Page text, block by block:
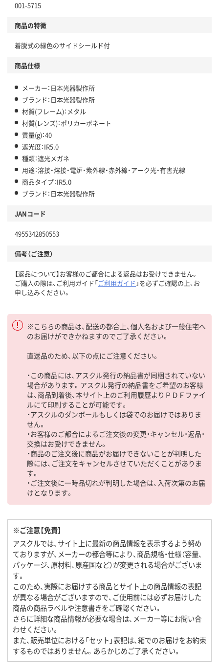
001-5715
商品の特徴
着脱式の緑色のサイドシールド付
商品仕様
メーカー：日本光器製作所
ブランド：日本光器製作所
材質(フレーム)：メタル
材質(レンズ)：ポリカーボネート
質量(g)：40
遮光度：IR5.0
種類：遮光メガネ
用途：溶接・熔接・電炉・紫外線・赤外線・アーク光・有害光線
商品タイプ：IR5.0
ブランド：日本光器製作所
JANコード
4955342850553
備考（ご注意）
【返品について】お客様のご都合による返品はお受けできません。
ご購入の際は、ご利用ガイド「ご利用ガイド 」を必ずご確認の上、お
申し込みください。
※こちらの商品は、配送の都合上、個人名および一般住宅へ
のお届けができかねますのでご了承ください。
直送品のため、以下の点にご注意ください。
・この商品には、アスクル発行の納品書が同梱されていない
場合があります。アスクル発行の納品書をご希望のお客様
は、商品到着後、本サイト上のご利用履歴よりＰＤＦファイ
ルにて印刷することが可能です。
・アスクルのダンボールもしくは袋でのお届けではありま
せん。
・お客様のご都合によるご注文後の変更・キャンセル・返品・
交換はお受けできません。
・商品のご注文後に商品がお届けできないことが判明した
際には、ご注文をキャンセルさせていただくことがありま
す。
・ご注文後に一時品切れが判明した場合は、入荷次第のお届
けとなります。
※ご注意【免責】
アスクルでは、サイト上に最新の商品情報を表示するよう努め
ておりますが、メーカーの都合等により、商品規格・仕様（容量、
パッケージ、原材料、原産国など）が変更される場合がございま
す。
このため、実際にお届けする商品とサイト上の商品情報の表記
が異なる場合がございますので、ご使用前には必ずお届けした
商品の商品ラベルや注意書きをご確認ください。
さらに詳細な商品情報が必要な場合は、メーカー等にお問い合
わせください。
また、販売単位における「セット」表記は、箱でのお届けをお約束
するものではありません。あらかじめご了承ください。